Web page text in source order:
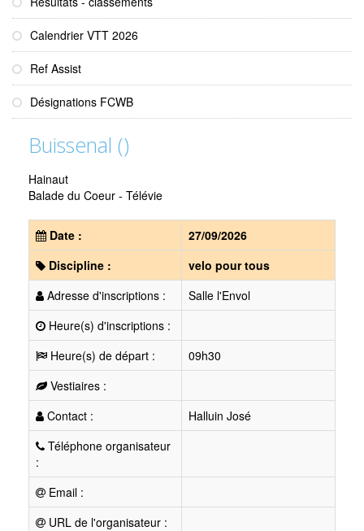
Calendrier VTT 2026
Ref Assist
Désignations FCWB
Buissenal ()
Hainaut
Balade du Coeur - Télévie
Date :
27/09/2026
Discipline :
velo pour tous
Adresse d'inscriptions :
Salle l'Envol
Heure(s) d'inscriptions :
Heure(s) de départ :
09h30
Vestiaires :
Contact :
Halluin José
Téléphone organisateur
:
Email :
URL de l'organisateur :